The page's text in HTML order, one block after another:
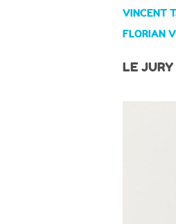
VINCENT
FLORIAN
LE JURY